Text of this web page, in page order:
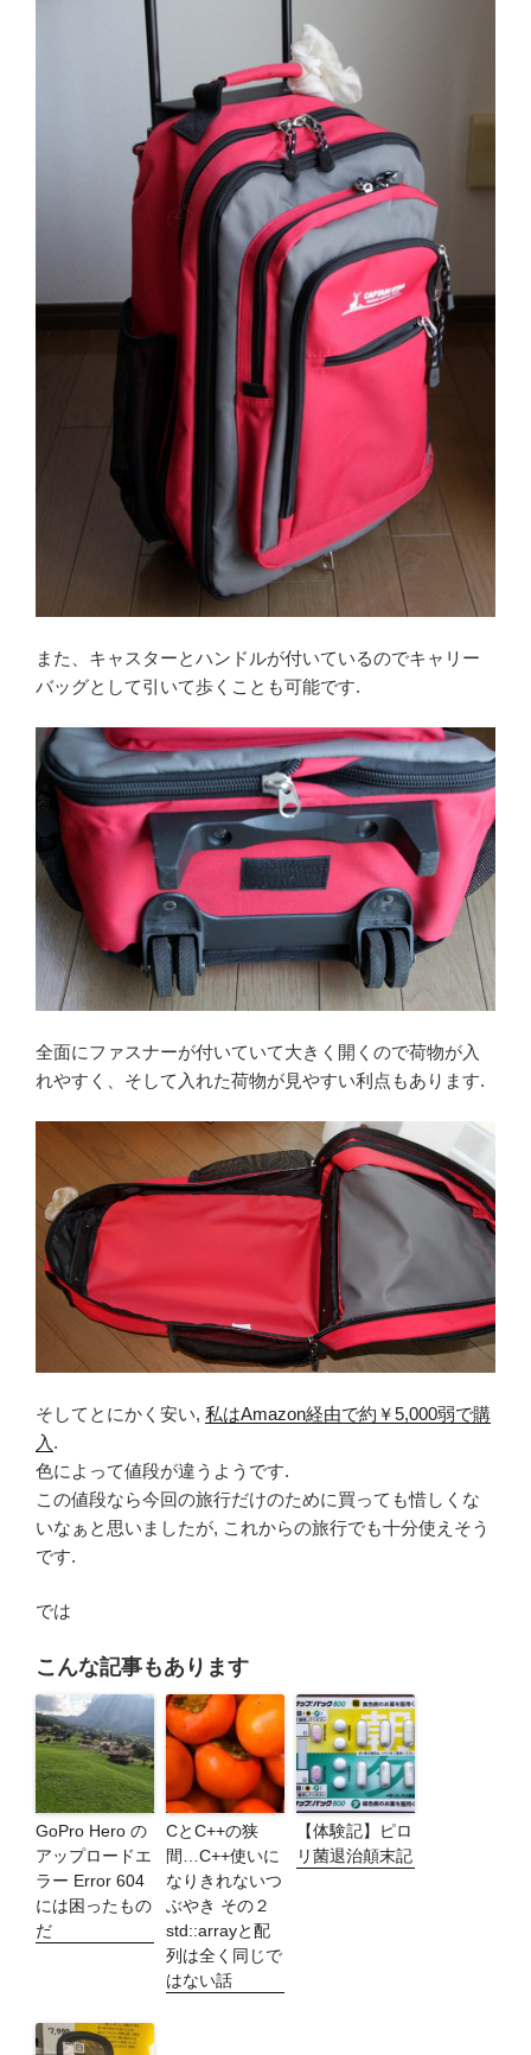
また、キャスターとハンドルが付いているのでキャリー
バッグとして引いて歩くことも可能です.
全面にファスナーが付いていて大きく開くので荷物が入
れやすく、そして入れた荷物が見やすい利点もあります.
そしてとにかく安い, 私はAmazon経由で約￥5,000弱で購
入 .
色によって値段が違うようです.
この値段なら今回の旅行だけのために買っても惜しくな
いなぁと思いましたが, これからの旅行でも十分使えそう
です.
では
こんな記事もあります
GoPro Hero の
アップロードエ
ラー Error 604
には困ったもの
だ
CとC++の狭
間…C++使いに
なりきれないつ
ぶやき その２
std::arrayと配
列は全く同じで
はない話
【体験記】ピロ
リ菌退治顛末記